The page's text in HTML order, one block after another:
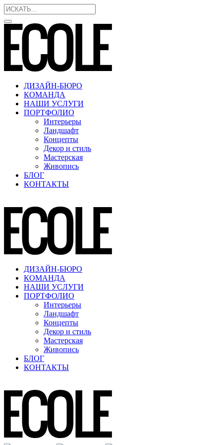
ДИЗАЙН-БЮРО
КОМАНДА
НАШИ УСЛУГИ
ПОРТФОЛИО
Интерьеры
Ландшафт
Концепты
Декор и стиль
Мастерская
Живопись
БЛОГ
КОНТАКТЫ
ДИЗАЙН-БЮРО
КОМАНДА
НАШИ УСЛУГИ
ПОРТФОЛИО
Интерьеры
Ландшафт
Концепты
Декор и стиль
Мастерская
Живопись
БЛОГ
КОНТАКТЫ